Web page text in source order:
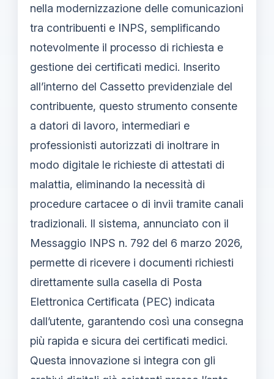
nella modernizzazione delle comunicazioni
tra contribuenti e INPS, semplificando
notevolmente il processo di richiesta e
gestione dei certificati medici. Inserito
all’interno del Cassetto previdenziale del
contribuente, questo strumento consente
a datori di lavoro, intermediari e
professionisti autorizzati di inoltrare in
modo digitale le richieste di attestati di
malattia, eliminando la necessità di
procedure cartacee o di invii tramite canali
tradizionali. Il sistema, annunciato con il
Messaggio INPS n. 792 del 6 marzo 2026,
permette di ricevere i documenti richiesti
direttamente sulla casella di Posta
Elettronica Certificata (PEC) indicata
dall’utente, garantendo così una consegna
più rapida e sicura dei certificati medici.
Questa innovazione si integra con gli